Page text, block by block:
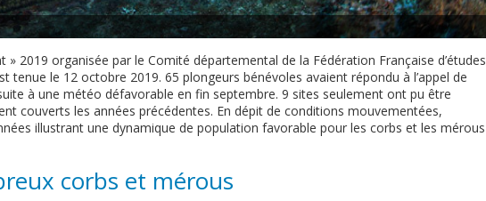
» 2019 organisée par le Comité départemental de la Fédération Française d’études
tenue le 12 octobre 2019. 65 plongeurs bénévoles avaient répondu à l’appel de
à une météo défavorable en fin septembre. 9 sites seulement ont pu être
couverts les années précédentes. En dépit de conditions mouvementées,
illustrant une dynamique de population favorable pour les corbs et les mérous
corbs et mérous